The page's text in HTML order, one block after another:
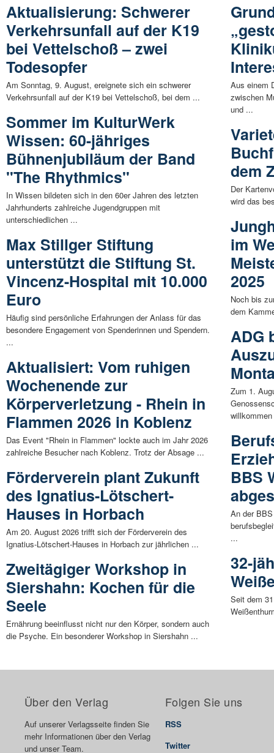
Aktualisierung: Schwerer
Verkehrsunfall auf der K19
bei Vettelschoß – zwei
Todesopfer
Am Sonntag, 9. August, ereignete sich ein schwerer
Verkehrsunfall auf der K19 bei Vettelschoß, bei dem ...
Sommer im KulturWerk
Wissen: 60-jähriges
Bühnenjubiläum der Band
"The Rhythmics"
In Wissen bildeten sich in den 60er Jahren des letzten
Jahrhunderts zahlreiche Jugendgruppen mit
unterschiedlichen ...
Max Stillger Stiftung
unterstützt die Stiftung St.
Vincenz-Hospital mit 10.000
Euro
Häufig sind persönliche Erfahrungen der Anlass für das
besondere Engagement von Spenderinnen und Spendern.
...
Aktualisiert: Vom ruhigen
Wochenende zur
Körperverletzung - Rhein in
Flammen 2026 in Koblenz
Das Event "Rhein in Flammen" lockte auch im Jahr 2026
zahlreiche Besucher nach Koblenz. Trotz der Absage ...
Förderverein plant Zukunft
des Ignatius-Lötschert-
Hauses in Horbach
Am 20. August 2026 trifft sich der Förderverein des
Ignatius-Lötschert-Hauses in Horbach zur jährlichen ...
Zweitägiger Workshop in
Siershahn: Kochen für die
Seele
Ernährung beeinflusst nicht nur den Körper, sondern auch
die Psyche. Ein besonderer Workshop in Siershahn ...
Aus einem
zwischen
und ...
dem
Der
wird das
im
2025
Noch bis
dem
ADG
Zum 1.
BBS
An der
...
32-
Seit dem
Über den Verlag
Auf unserer Verlagsseite finden Sie
mehr Informationen über den Verlag
und unser Team.
Folgen Sie uns
RSS
Twitter